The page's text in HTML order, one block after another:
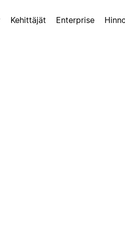
Kehittäjät Enterprise